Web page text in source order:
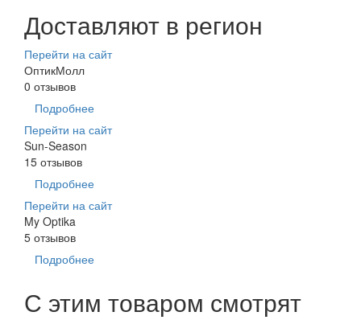
Доставляют в регион
Перейти на сайт
ОптикМолл
0 отзывов
Подробнее
Перейти на сайт
Sun-Season
15 отзывов
Подробнее
Перейти на сайт
My Optika
5 отзывов
Подробнее
С этим товаром смотрят